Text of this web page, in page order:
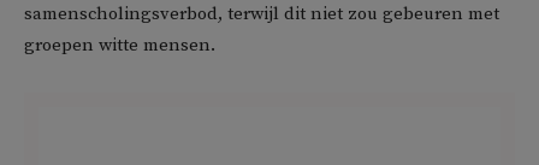
samenscholingsverbod, terwijl dit niet zou gebeuren met
groepen witte mensen.